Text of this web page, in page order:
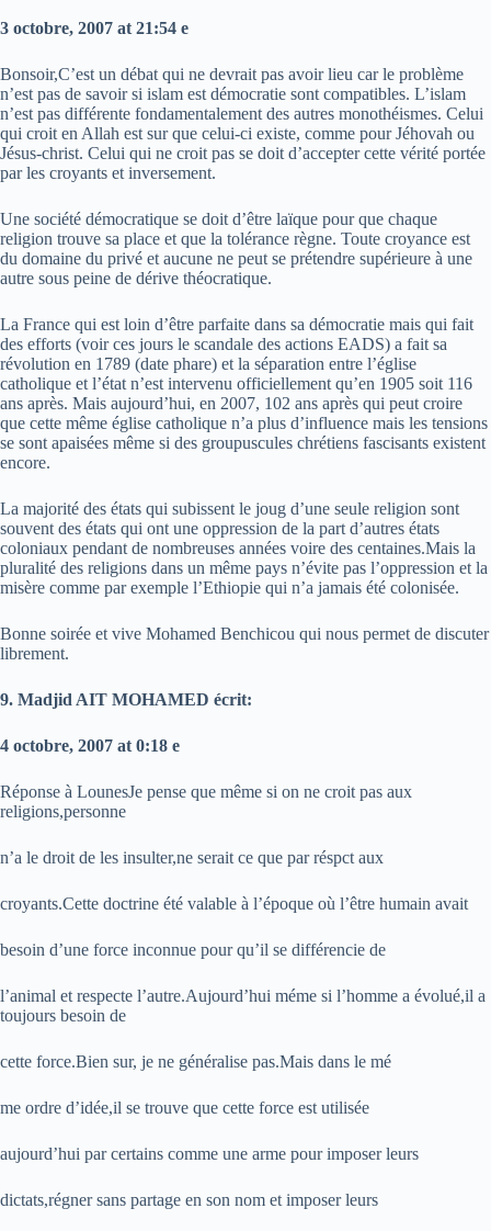
3 octobre, 2007 at 21:54 e
Bonsoir,C’est un débat qui ne devrait pas avoir lieu car le problème
n’est pas de savoir si islam est démocratie sont compatibles. L’islam
n’est pas différente fondamentalement des autres monothéismes. Celui
qui croit en Allah est sur que celui-ci existe, comme pour Jéhovah ou
Jésus-christ. Celui qui ne croit pas se doit d’accepter cette vérité portée
par les croyants et inversement.
Une société démocratique se doit d’être laïque pour que chaque
religion trouve sa place et que la tolérance règne. Toute croyance est
du domaine du privé et aucune ne peut se prétendre supérieure à une
autre sous peine de dérive théocratique.
La France qui est loin d’être parfaite dans sa démocratie mais qui fait
des efforts (voir ces jours le scandale des actions EADS) a fait sa
révolution en 1789 (date phare) et la séparation entre l’église
catholique et l’état n’est intervenu officiellement qu’en 1905 soit 116
ans après. Mais aujourd’hui, en 2007, 102 ans après qui peut croire
que cette même église catholique n’a plus d’influence mais les tensions
se sont apaisées même si des groupuscules chrétiens fascisants existent
encore.
La majorité des états qui subissent le joug d’une seule religion sont
souvent des états qui ont une oppression de la part d’autres états
coloniaux pendant de nombreuses années voire des centaines.Mais la
pluralité des religions dans un même pays n’évite pas l’oppression et la
misère comme par exemple l’Ethiopie qui n’a jamais été colonisée.
Bonne soirée et vive Mohamed Benchicou qui nous permet de discuter
librement.
9. Madjid AIT MOHAMED écrit:
4 octobre, 2007 at 0:18 e
Réponse à LounesJe pense que même si on ne croit pas aux
religions,personne
n’a le droit de les insulter,ne serait ce que par réspct aux
croyants.Cette doctrine été valable à l’époque où l’être humain avait
besoin d’une force inconnue pour qu’il se différencie de
l’animal et respecte l’autre.Aujourd’hui méme si l’homme a évolué,il a
toujours besoin de
cette force.Bien sur, je ne généralise pas.Mais dans le mé
me ordre d’idée,il se trouve que cette force est utilisée
aujourd’hui par certains comme une arme pour imposer leurs
dictats,régner sans partage en son nom et imposer leurs